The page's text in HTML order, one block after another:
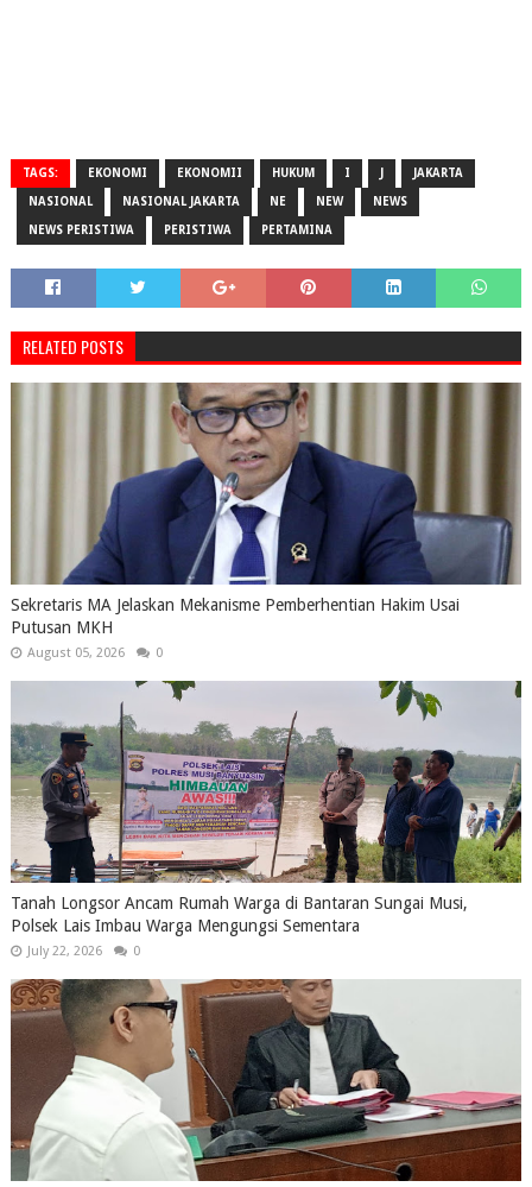
TAGS: EKONOMI EKONOMII HUKUM I JAKARTA
NASIONAL NASIONAL JAKARTA NE NEW NEWS
NEWS PERISTIWA PERISTIWA PERTAMINA
RELATED POSTS
Sekretaris MA Jelaskan Mekanisme Pemberhentian Hakim Usai
Putusan MKH
August 05, 2026 0
Tanah Longsor Ancam Rumah Warga di Bantaran Sungai Musi,
Polsek Lais Imbau Warga Mengungsi Sementara
July 22, 2026 0